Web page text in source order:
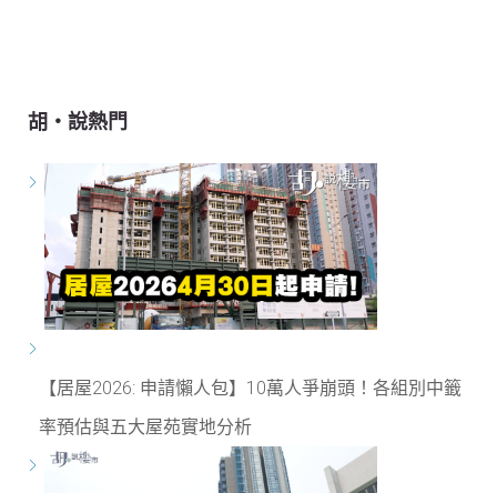
胡‧說熱門
【居屋2026: 申請懶人包】10萬人爭崩頭！各組別中籤
率預估與五大屋苑實地分析